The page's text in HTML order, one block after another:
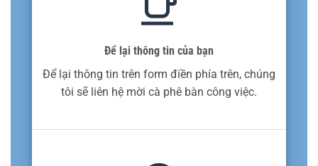
Để lại thông tin của bạn
Để lại thông tin trên form điền phía trên, chúng
tôi sẽ liên hệ mời cà phê bàn công việc.